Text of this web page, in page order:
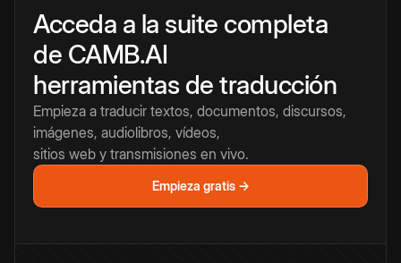
Acceda a la suite completa
de CAMB.AI
herramientas de traducción
Empieza a traducir textos, documentos, discursos,
imágenes, audiolibros, vídeos,
sitios web y transmisiones en vivo.
Empieza gratis →